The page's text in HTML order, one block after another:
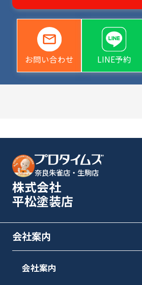
お問い合わせ LINE予約
奈良朱雀店・生駒店
株式会社
平松塗装店
会社案内
会社案内